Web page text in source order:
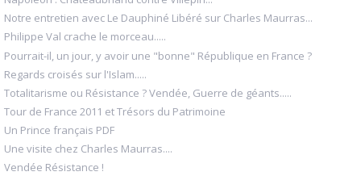
Notre entretien avec Le Dauphiné Libéré sur Charles Maurras...
Philippe Val crache le morceau.....
Pourrait-il, un jour, y avoir une "bonne" République en France ?
Regards croisés sur l'Islam.....
Totalitarisme ou Résistance ? Vendée, Guerre de géants.....
Tour de France 2011 et Trésors du Patrimoine
Un Prince français PDF
Une visite chez Charles Maurras....
Vendée Résistance !